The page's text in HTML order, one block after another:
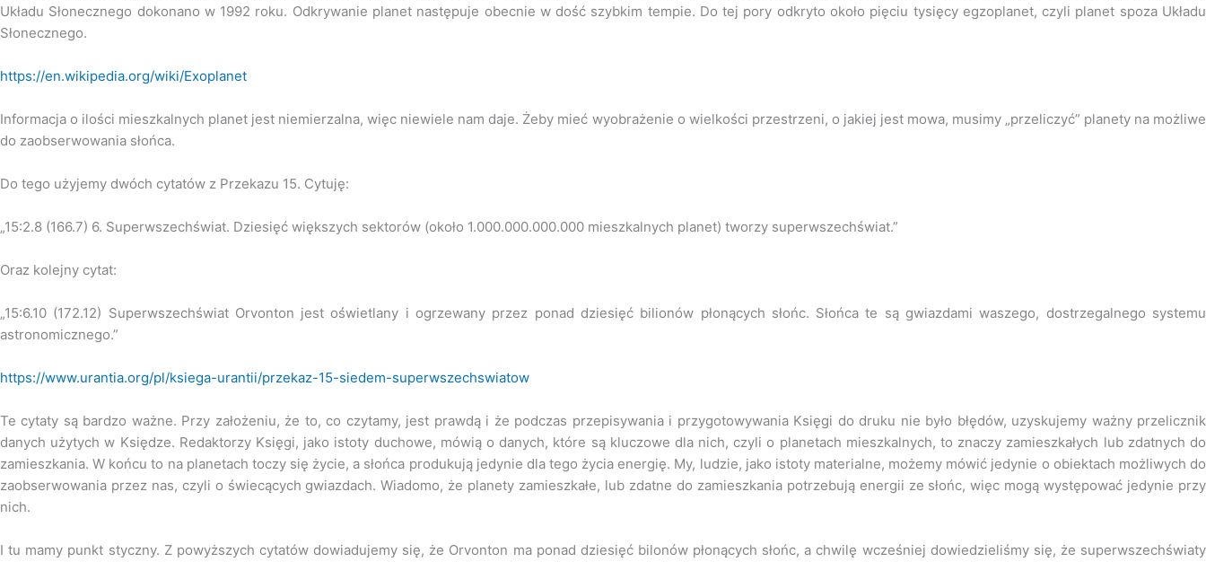
Układu Słonecznego dokonano w 1992 roku. Odkrywanie planet następuje obecnie w dość szybkim tempie. Do tej pory odkryto około pięciu tysięcy egzoplanet, czyli planet spoza Układu
Słonecznego.
https://en.wikipedia.org/wiki/Exoplanet
Informacja o ilości mieszkalnych planet jest niemierzalna, więc niewiele nam daje. Żeby mieć wyobrażenie o wielkości przestrzeni, o jakiej jest mowa, musimy „przeliczyć” planety na możliwe
do zaobserwowania słońca.
Do tego użyjemy dwóch cytatów z Przekazu 15. Cytuję:
„15:2.8 (166.7) 6. Superwszechświat. Dziesięć większych sektorów (około 1.000.000.000.000 mieszkalnych planet) tworzy superwszechświat.”
Oraz kolejny cytat:
„15:6.10 (172.12) Superwszechświat Orvonton jest oświetlany i ogrzewany przez ponad dziesięć bilionów płonących słońc. Słońca te są gwiazdami waszego, dostrzegalnego systemu
astronomicznego.”
https://www.urantia.org/pl/ksiega-urantii/przekaz-15-siedem-superwszechswiatow
Te cytaty są bardzo ważne. Przy założeniu, że to, co czytamy, jest prawdą i że podczas przepisywania i przygotowywania Księgi do druku nie było błędów, uzyskujemy ważny przelicznik
danych użytych w Księdze. Redaktorzy Księgi, jako istoty duchowe, mówią o danych, które są kluczowe dla nich, czyli o planetach mieszkalnych, to znaczy zamieszkałych lub zdatnych do
zamieszkania. W końcu to na planetach toczy się życie, a słońca produkują jedynie dla tego życia energię. My, ludzie, jako istoty materialne, możemy mówić jedynie o obiektach możliwych do
zaobserwowania przez nas, czyli o świecących gwiazdach. Wiadomo, że planety zamieszkałe, lub zdatne do zamieszkania potrzebują energii ze słońc, więc mogą występować jedynie przy
nich.
I tu mamy punkt styczny. Z powyższych cytatów dowiadujemy się, że Orvonton ma ponad dziesięć bilonów płonących słońc, a chwilę wcześniej dowiedzieliśmy się, że superwszechświaty